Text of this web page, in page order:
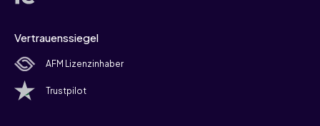
Vertrauenssiegel
AFM Lizenzinhaber
Trustpilot